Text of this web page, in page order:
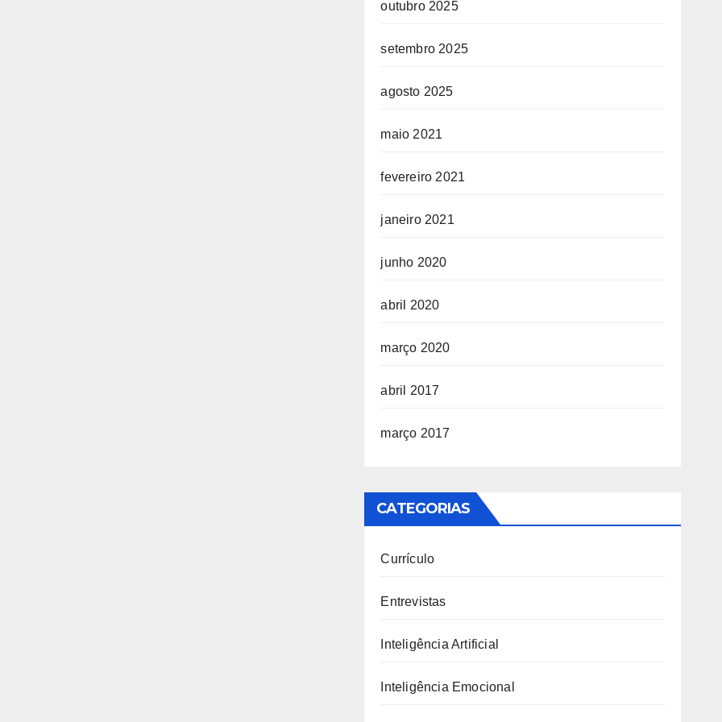
outubro 2025
setembro 2025
agosto 2025
maio 2021
fevereiro 2021
janeiro 2021
junho 2020
abril 2020
março 2020
abril 2017
março 2017
CATEGORIAS
Currículo
Entrevistas
Inteligência Artificial
Inteligência Emocional